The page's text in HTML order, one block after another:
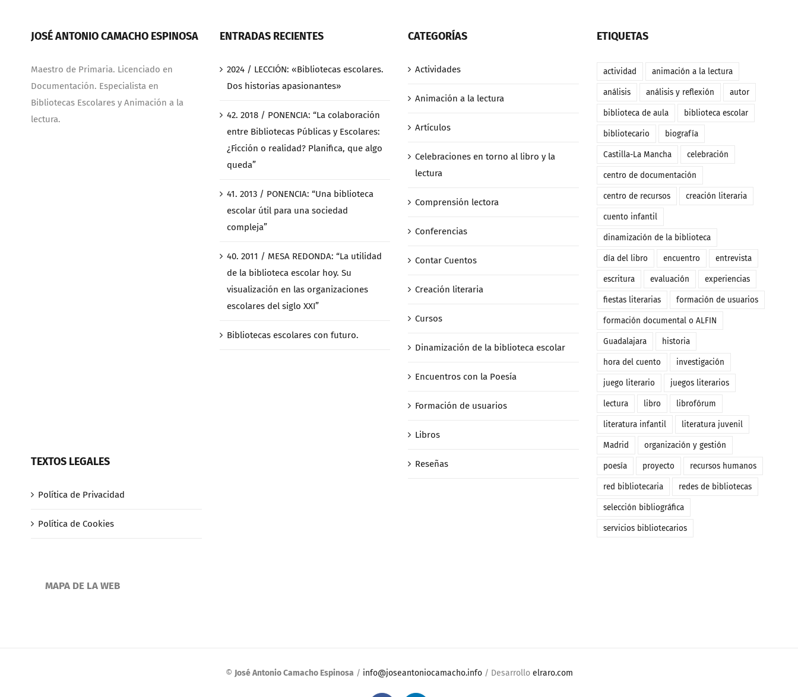
JOSÉ ANTONIO CAMACHO ESPINOSA
Maestro de Primaria. Licenciado en
Documentación. Especialista en
Bibliotecas Escolares y Animación a la
lectura.
TEXTOS LEGALES
Política de Privacidad
Política de Cookies
MAPA DE LA WEB
ENTRADAS RECIENTES
2024 / LECCIÓN: «Bibliotecas escolares.
Dos historias apasionantes»
42. 2018 / PONENCIA: “La colaboración
entre Bibliotecas Públicas y Escolares:
¿Ficción o realidad? Planifica, que algo
queda”
41. 2013 / PONENCIA: “Una biblioteca
escolar útil para una sociedad
compleja”
40. 2011 / MESA REDONDA: “La utilidad
de la biblioteca escolar hoy. Su
visualización en las organizaciones
escolares del siglo XXI”
Bibliotecas escolares con futuro.
CATEGORÍAS
Actividades
Animación a la lectura
Artículos
Celebraciones en torno al libro y la
lectura
Comprensión lectora
Conferencias
Contar Cuentos
Creación literaria
Cursos
Dinamización de la biblioteca escolar
Encuentros con la Poesía
Formación de usuarios
Libros
Reseñas
ETIQUETAS
actividad animación a la lectura
análisis análisis y reflexión autor
biblioteca de aula biblioteca escolar
bibliotecario biografía
Castilla-La Mancha celebración
centro de documentación
centro de recursos creación literaria
cuento infantil
dinamización de la biblioteca
día del libro encuentro entrevista
escritura evaluación experiencias
fiestas literarias formación de usuarios
formación documental o ALFIN
Guadalajara historia
hora del cuento investigación
juego literario juegos literarios
lectura libro librofórum
literatura infantil literatura juvenil
Madrid organización y gestión
poesía proyecto recursos humanos
red bibliotecaria redes de bibliotecas
selección bibliográfica
servicios bibliotecarios
© José Antonio Camacho Espinosa / info@joseantoniocamacho.info/ Desarrollo elraro.com